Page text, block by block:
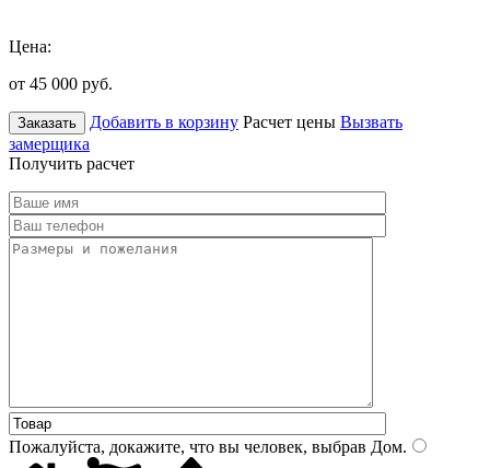
Цена:
от 45 000 руб.
Заказать Добавить в корзину Расчет цены Вызвать
замерщика
Получить расчет
Пожалуйста, докажите, что вы человек, выбрав Дом.